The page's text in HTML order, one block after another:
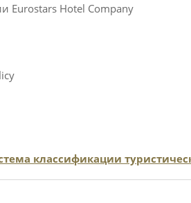
Eurostars Hotel Company
классификации